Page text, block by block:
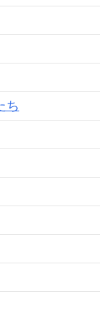
ち